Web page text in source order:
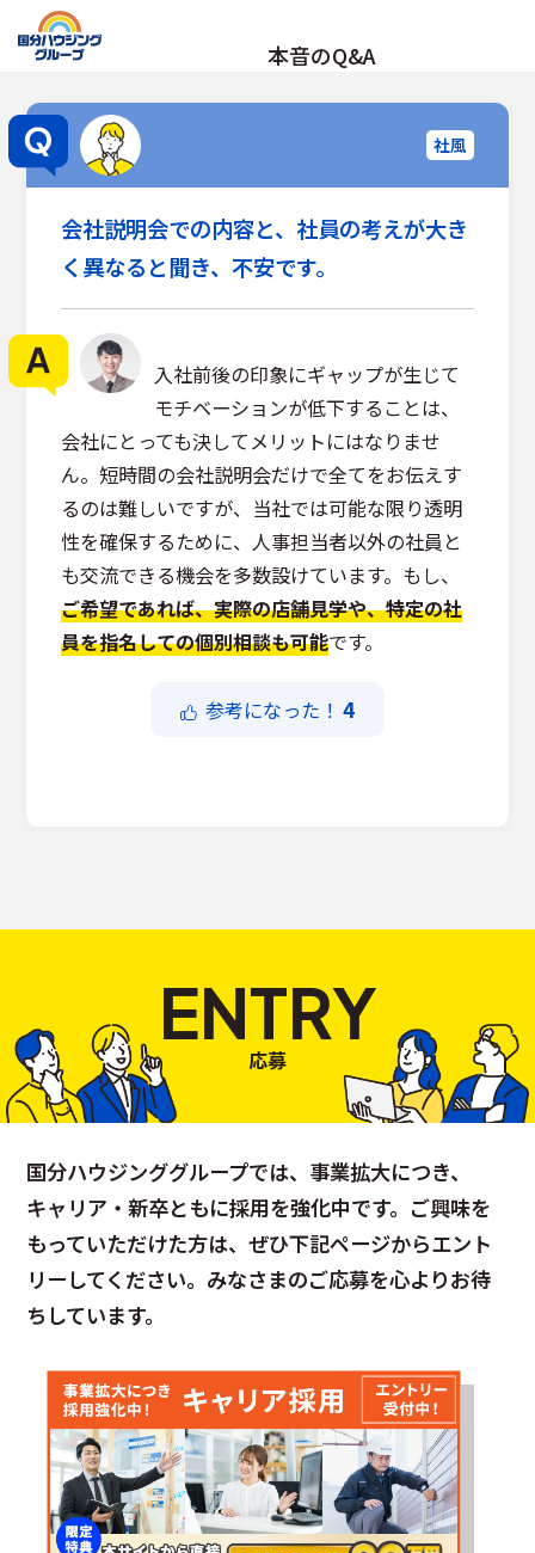
本音のQ&A
社風
会社説明会での内容と、社員の考えが大き
く異なると聞き、不安です。
入社前後の印象にギャップが生じて
モチベーションが低下することは、
会社にとっても決してメリットにはなりませ
ん。短時間の会社説明会だけで全てをお伝えす
るのは難しいですが、当社では可能な限り透明
性を確保するために、人事担当者以外の社員と
も交流できる機会を多数設けています。もし、
ご希望であれば、実際の店舗見学や、特定の社
員を指名しての個別相談も可能です。
参考になった！ 4
ENTRY
応募
国分ハウジンググループでは、事業拡大につき、
キャリア・新卒ともに採用を強化中です。ご興味を
もっていただけた方は、ぜひ下記ページからエント
リーしてください。みなさまのご応募を心よりお待
ちしています。